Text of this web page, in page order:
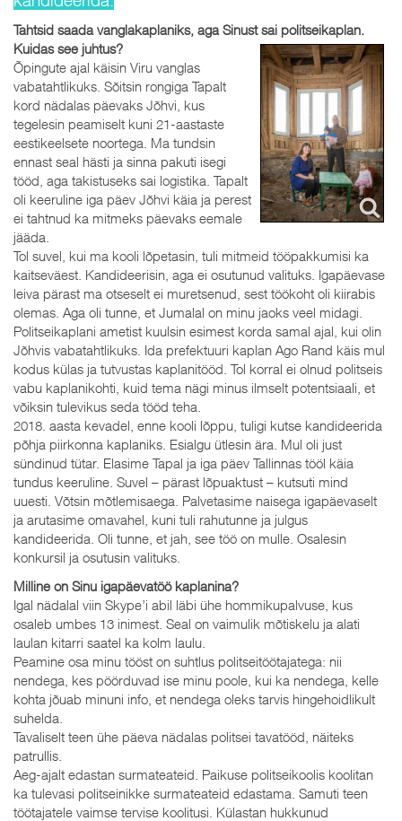
Tahtsid saada vanglakaplaniks, aga Sinust sai politseikaplan.
Kuidas see juhtus?
Õpingute ajal käisin Viru vanglas
vabatahtlikuks. Sõitsin rongiga Tapalt
kord nädalas päevaks Jõhvi, kus
tegelesin peamiselt kuni 21-aastaste
eestikeelsete noortega. Ma tundsin
ennast seal hästi ja sinna pakuti isegi
tööd, aga takistuseks sai logistika. Tapalt
oli keeruline iga päev Jõhvi käia ja perest
ei tahtnud ka mitmeks päevaks eemale
jääda.
Tol suvel, kui ma kooli lõpetasin, tuli mitmeid tööpakkumisi ka
kaitseväest. Kandideerisin, aga ei osutunud valituks. Igapäevase
leiva pärast ma otseselt ei muretsenud, sest töökoht oli kiirabis
olemas. Aga oli tunne, et Jumalal on minu jaoks veel midagi.
Politseikaplani ametist kuulsin esimest korda samal ajal, kui olin
Jõhvis vabatahtlikuks. Ida prefektuuri kaplan Ago Rand käis mul
kodus külas ja tutvustas kaplanitööd. Tol korral ei olnud politseis
vabu kaplanikohti, kuid tema nägi minus ilmselt potentsiaali, et
võiksin tulevikus seda tööd teha.
2018. aasta kevadel, enne kooli lõppu, tuligi kutse kandideerida
põhja piirkonna kaplaniks. Esialgu ütlesin ära. Mul oli just
sündinud tütar. Elasime Tapal ja iga päev Tallinnas tööl käia
tundus keeruline. Suvel – pärast lõpuaktust – kutsuti mind
uuesti. Võtsin mõtlemisaega. Palvetasime naisega igapäevaselt
ja arutasime omavahel, kuni tuli rahutunne ja julgus
kandideerida. Oli tunne, et jah, see töö on mulle. Osalesin
konkursil ja osutusin valituks.
Milline on Sinu igapäevatöö kaplanina?
Igal nädalal viin Skype’i abil läbi ühe hommikupalvuse, kus
osaleb umbes 13 inimest. Seal on vaimulik mõtiskelu ja alati
laulan kitarri saatel ka kolm laulu.
Peamine osa minu tööst on suhtlus politseitöötajatega: nii
nendega, kes pöörduvad ise minu poole, kui ka nendega, kelle
kohta jõuab minuni info, et nendega oleks tarvis hingehoidlikult
suhelda.
Tavaliselt teen ühe päeva nädalas politsei tavatööd, näiteks
patrullis.
Aeg-ajalt edastan surmateateid. Paikuse politseikoolis koolitan
ka tulevasi politseinikke surmateateid edastama. Samuti teen
töötajatele vaimse tervise koolitusi. Külastan hukkunud